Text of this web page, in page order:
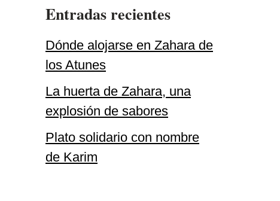
Entradas recientes
Dónde alojarse en Zahara de
los Atunes
La huerta de Zahara, una
explosión de sabores
Plato solidario con nombre
de Karim